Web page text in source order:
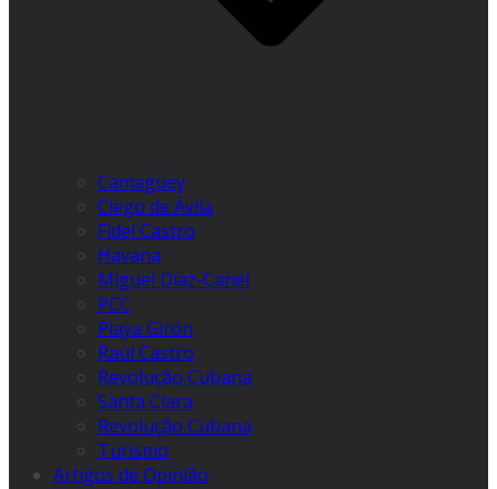
Camagüey
Ciego de Ávila
Fidel Castro
Havana
Miguel Díaz-Canel
PCC
Playa Girón
Raúl Castro
Revolução Cubana
Santa Clara
Revolução Cubana
Turismo
Artigos de Opinião